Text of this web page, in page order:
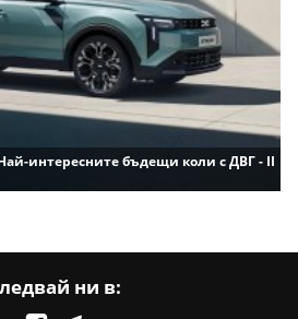
интересните бъдещи коли с ДВГ - II
ни в: